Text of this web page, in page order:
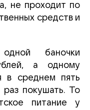
не проходит по
средств и
баночки
а одному
в среднем пять
раз покушать. То
питание у